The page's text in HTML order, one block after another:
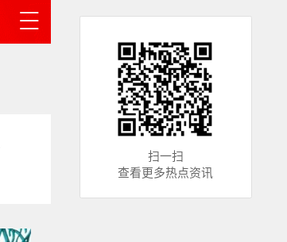
扫一扫
查看更多热点资讯